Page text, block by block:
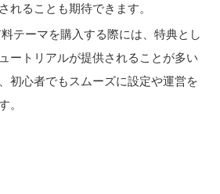
れることも期待できます。
テーマを購入する際には、特典とし
ートリアルが提供されることが多い
初心者でもスムーズに設定や運営を
。